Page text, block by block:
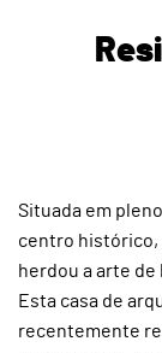
Situada em
centro histórico,
herdou a arte de
Esta casa de
recentemente